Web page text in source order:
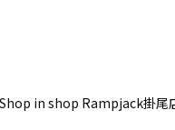
in shop Rampjack掛尾